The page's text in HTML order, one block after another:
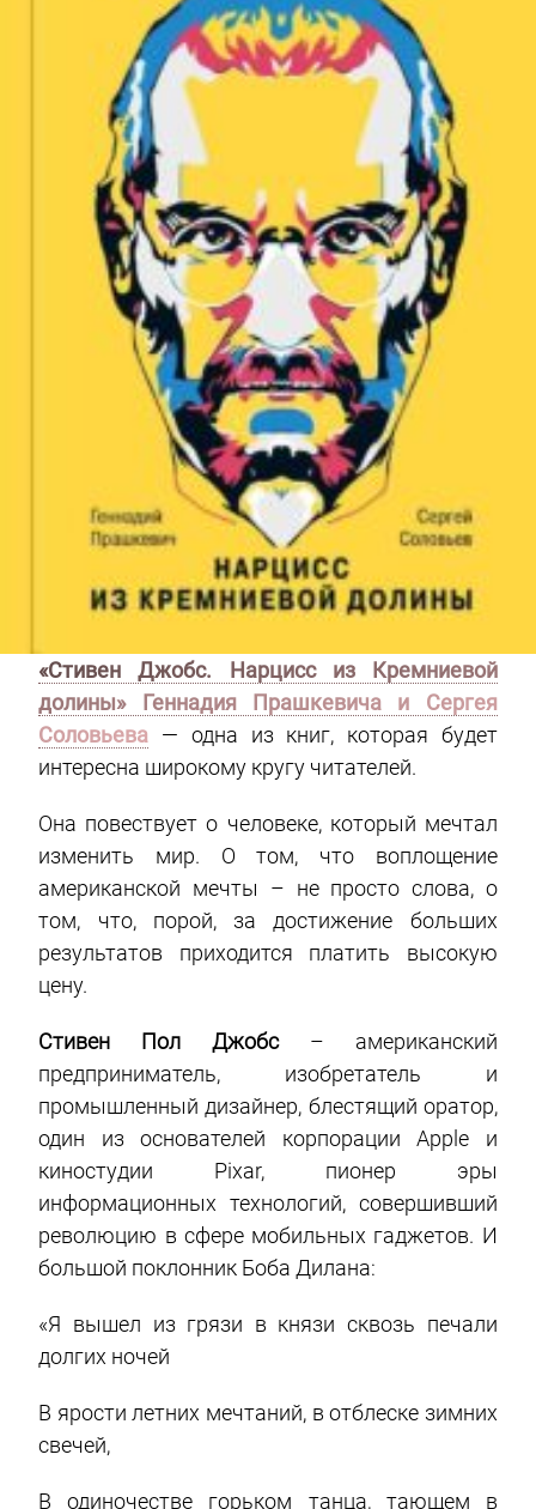
«Стивен Джобс. Нарцисс из Кремниевой
долины» Геннадия Прашкевича и Сергея
Соловьева — одна из книг, которая будет
интересна широкому кругу читателей.
Она повествует о человеке, который мечтал
изменить мир. О том, что воплощение
американской мечты – не просто слова, о
том, что, порой, за достижение больших
результатов приходится платить высокую
цену.
Стивен Пол Джобс– американский
предприниматель, изобретатель и
промышленный дизайнер, блестящий оратор,
один из основателей корпорации Apple и
киностудии Pixar, пионер эры
информационных технологий, совершивший
революцию в сфере мобильных гаджетов. И
большой поклонник Боба Дилана:
«Я вышел из грязи в князи сквозь печали
долгих ночей
В ярости летних мечтаний, в отблеске зимних
свечей,
В одиночестве горьком танца, тающем в